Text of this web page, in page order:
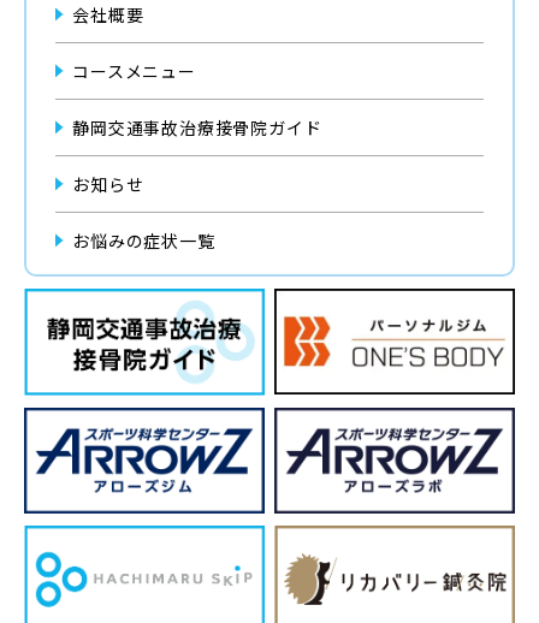
会社概要
コースメニュー
静岡交通事故治療接骨院ガイド
お知らせ
お悩みの症状一覧